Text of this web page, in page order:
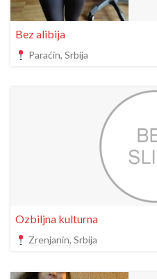
Bez alibija
Paraćin, Srbija
Ozbiljna kulturna
Zrenjanin, Srbija